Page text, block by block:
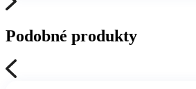
Podobné produkty